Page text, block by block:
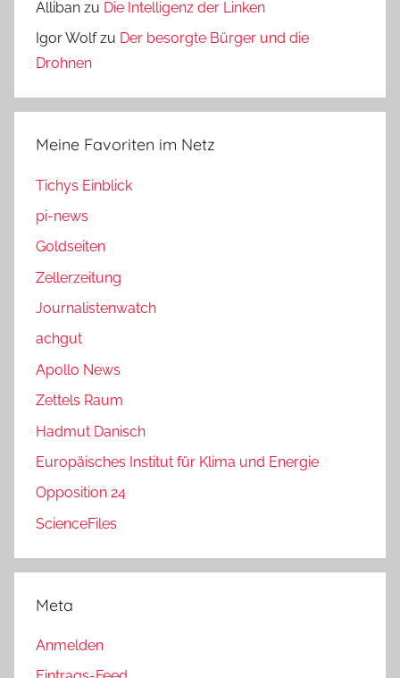
Alliban zu Die Intelligenz der Linken
Igor Wolfzu Der besorgte Bürger und die
Drohnen
Meine Favoriten im Netz
Tichys Einblick
pi-news
Goldseiten
Zellerzeitung
Journalistenwatch
achgut
Apollo News
Zettels Raum
Hadmut Danisch
Europäisches Institut für Klima und Energie
Opposition 24
ScienceFiles
Meta
Anmelden